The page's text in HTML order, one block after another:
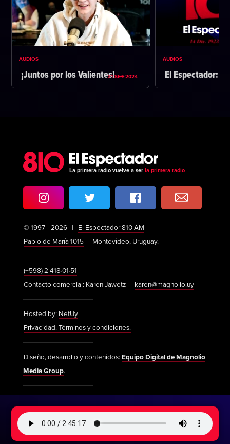
AUDIOS
¡Juntos por los Valientes!21 SET 2024
AUDIOS
El Espectador:
La primera radio vuelve a ser la primera radio
© 1997– 2026 | El Espectador 810 AM
Pablo de María 1015— Montevideo, Uruguay.
(+598) 2·418·01·51
Contacto comercial: Karen Jawetz — karen@magnolio.uy
Hosted by: NetUy
Privacidad. Términos y condiciones.
Diseño, desarrollo y contenidos:Equipo Digital de Magnolio
Media Group.